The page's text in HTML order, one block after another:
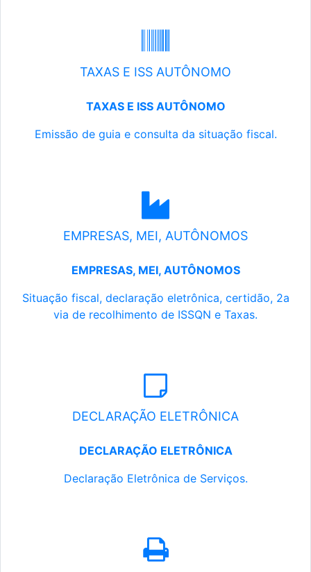
TAXAS E ISS AUTÔNOMO
TAXAS E ISS AUTÔNOMO
Emissão de guia e consulta da situação fiscal.
EMPRESAS, MEI, AUTÔNOMOS
EMPRESAS, MEI, AUTÔNOMOS
Situação fiscal, declaração eletrônica, certidão, 2a
via de recolhimento de ISSQN e Taxas.
DECLARAÇÃO ELETRÔNICA
DECLARAÇÃO ELETRÔNICA
Declaração Eletrônica de Serviços.